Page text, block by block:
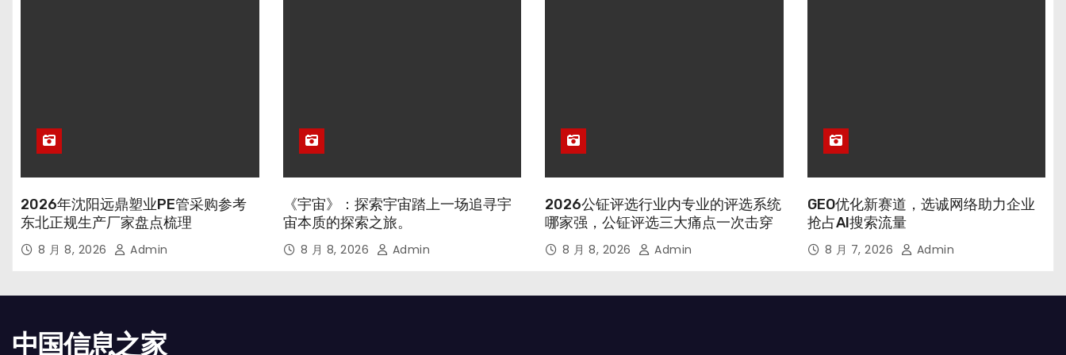
2026年沈阳远鼎塑业PE管采购参考
东北正规生产厂家盘点梳理
8 月 8, 2026 Admin
《宇宙》：探索宇宙踏上一场追寻宇
宙本质的探索之旅。
8 月 8, 2026 Admin
2026公钲评选行业内专业的评选系统
哪家强，公钲评选三大痛点一次击穿
8 月 8, 2026 Admin
GEO优化新赛道，选诚网络助力企业
抢占AI搜索流量
8 月 7, 2026 Admin
中国信息之家